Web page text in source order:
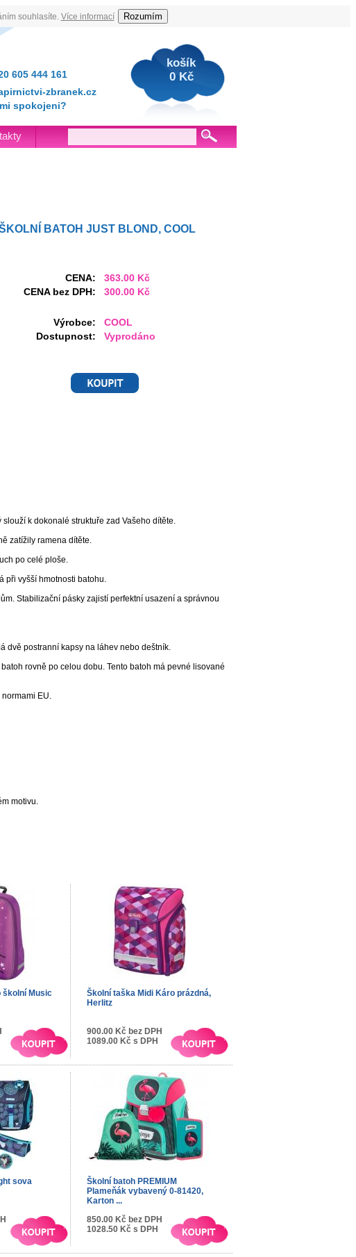
souhlasíte. Více informací Rozumím
605 444 161
zbranek.cz
spokojeni?
košík
0 Kč
BATOH JUST BLOND, COOL
CENA:
363.00 Kč
CENA bez DPH:
300.00 Kč
Výrobce:
COOL
Dostupnost:
Vyprodáno
k dokonalé struktuře zad Vašeho dítěte.
zatížily ramena dítěte.
po celé ploše.
při vyšší hmotnosti batohu.
Stabilizační pásky zajistí perfektní usazení a správnou
dvě postranní kapsy na láhev nebo deštník.
rovně po celou dobu. Tento batoh má pevné lisované
EU.
motivu.
školní Music
Školní taška Midi Káro prázdná,
Herlitz
900.00 Kč bez DPH
1089.00 Kč s DPH
sova
Školní batoh PREMIUM
Plameňák vybavený 0-81420,
Karton ...
850.00 Kč bez DPH
1028.50 Kč s DPH